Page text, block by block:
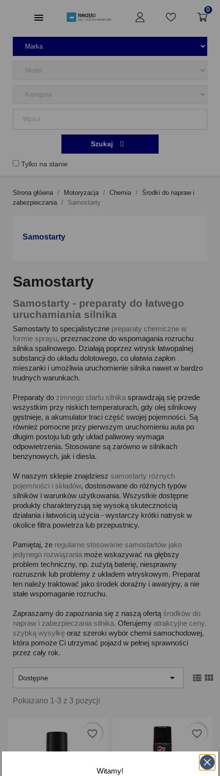
0
Tylko na stanie
Szukaj
Strona główna Motoryzacja Chemia
Środki do napraw i
zabezpieczania
Samostarty
Samostarty
Samostarty
Samostarty - preparaty do łatwego
uruchamiania silnika
Samostarty to specjalistyczne preparaty chemiczne w
formie sprayu, przeznaczone do wspomagania rozruchu
silnika spalinowego. Działają poprzez wtrysk łatwopalnej
substancji do układu dolotowego, co ułatwia zapłon
mieszanki i umożliwia uruchomienie silnika nawet w bardzo
trudnych warunkach.
Preparaty do zimnego startu silnika sprawdzają się przede
wszystkim przy niskich temperaturach, gdy olej silnikowy
gęstnieje, a akumulator traci część swojej pojemności. Są
również pomocne przy pierwszym uruchomieniu auta po
długim postoju lub gdy układ paliwowy wymaga
odpowietrzenia. Stosowane są zarówno w silnikach
benzynowych, jak i diesla.
W naszym sklepie znajdzieszsamostarty różnych
pojemności i składów, dostosowane do różnych typów
silników i warunków użytkowania. Wszystkie dostępne
produkty charakteryzują się wysoką skutecznością
działania i łatwością użycia - wystarczy krótki natrysk w
okolice filtra powietrza lub przepustnicy.
Pamiętaj, że regularne stosowanie samostartów jako
jedynego rozwiązania może wskazywać na głębszy
problem techniczny, np. zużytą baterię, niesprawny
rozrusznik lub problemy z układem wtryskowym. Preparat
ten należy traktować jako środek doraźny i awaryjny, a nie
stałe wspomaganie rozruchu.
Zapraszamy do zapoznania się z naszą ofertąśrodków do
napraw i zabezpieczania silnika. Oferujemy atrakcyjne ceny,
szybką wysyłkę oraz szeroki wybór chemii samochodowej,
która pomoże Ci utrzymać pojazd w pełnej sprawności
przez cały rok.
Dostępne   
Pokazano 1-3 z 3 pozycji
favorite_border favorite_border
Witamy!